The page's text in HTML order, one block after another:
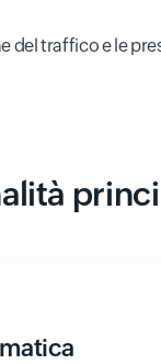
del traffico e le